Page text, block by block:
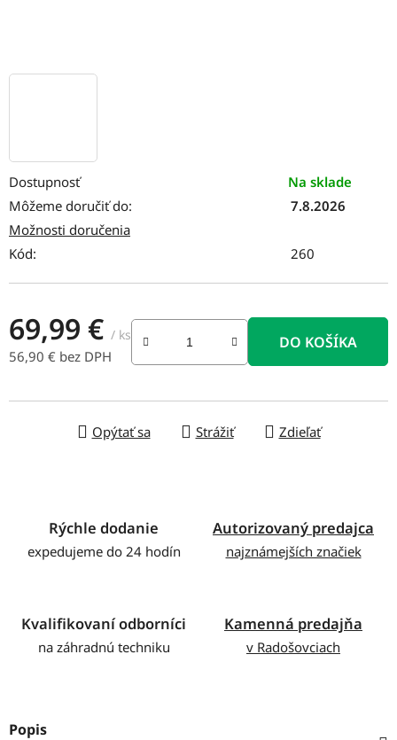
Dostupnosť
Na sklade
Môžeme doručiť do:
7.8.2026
Možnosti doručenia
Kód:
260
69,99 € / ks
56,90 € bez DPH
DO KOŠÍKA
Opýtať sa Strážiť Zdieľať
Rýchle dodanie
expedujeme do 24 hodín
Autorizovaný predajca
najznámejších značiek
Kvalifikovaní odborníci
na záhradnú techniku
Kamenná predajňa
v Radošovciach
Popis